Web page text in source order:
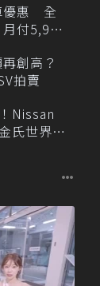
優惠 全
付5,900
創高？
拍賣
Nissan
氏世界紀